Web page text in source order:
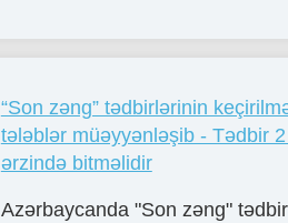
“Son zəng” tədbirlərinin
tələblər müəyyənləşib - Tədbir
ərzində bitməlidir
Azərbaycanda "Son zəng"